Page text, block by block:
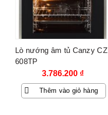
Lò nướng âm tủ Canzy CZ
608TP
3.786.200 ₫
Thêm vào giỏ hàng